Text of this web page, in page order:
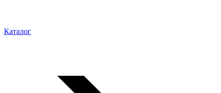
Каталог